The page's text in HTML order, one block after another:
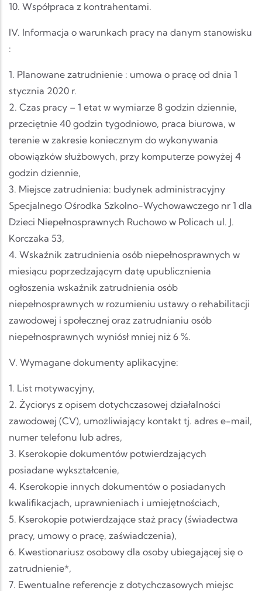
10. Współpraca z kontrahentami.
IV. Informacja o warunkach pracy na danym stanowisku
:
1. Planowane zatrudnienie : umowa o pracę od dnia 1
stycznia 2020 r.
2. Czas pracy – 1 etat w wymiarze 8 godzin dziennie,
przeciętnie 40 godzin tygodniowo, praca biurowa, w
terenie w zakresie koniecznym do wykonywania
obowiązków służbowych, przy komputerze powyżej 4
godzin dziennie,
3. Miejsce zatrudnienia: budynek administracyjny
Specjalnego Ośrodka Szkolno-Wychowawczego nr 1 dla
Dzieci Niepełnosprawnych Ruchowo w Policach ul. J.
Korczaka 53,
4. Wskaźnik zatrudnienia osób niepełnosprawnych w
miesiącu poprzedzającym datę upublicznienia
ogłoszenia wskaźnik zatrudnienia osób
niepełnosprawnych w rozumieniu ustawy o rehabilitacji
zawodowej i społecznej oraz zatrudnianiu osób
niepełnosprawnych wyniósł mniej niż 6 %.
V. Wymagane dokumenty aplikacyjne:
1. List motywacyjny,
2. Życiorys z opisem dotychczasowej działalności
zawodowej (CV), umożliwiający kontakt tj. adres e-mail,
numer telefonu lub adres,
3. Kserokopie dokumentów potwierdzających
posiadane wykształcenie,
4. Kserokopie innych dokumentów o posiadanych
kwalifikacjach, uprawnieniach i umiejętnościach,
5. Kserokopie potwierdzające staż pracy (świadectwa
pracy, umowy o pracę, zaświadczenia),
6. Kwestionariusz osobowy dla osoby ubiegającej się o
zatrudnienie*,
7. Ewentualne referencje z dotychczasowych miejsc